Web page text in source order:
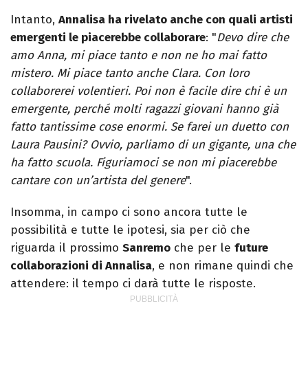
Intanto, Annalisa ha rivelato anche con quali artisti
emergenti le piacerebbe collaborare: "Devo dire che
amo Anna, mi piace tanto e non ne ho mai fatto
mistero. Mi piace tanto anche Clara. Con loro
collaborerei volentieri. Poi non è facile dire chi è un
emergente, perché molti ragazzi giovani hanno già
fatto tantissime cose enormi. Se farei un duetto con
Laura Pausini? Ovvio, parliamo di un gigante, una che
ha fatto scuola. Figuriamoci se non mi piacerebbe
cantare con un’artista del genere".
Insomma, in campo ci sono ancora tutte le
possibilità e tutte le ipotesi, sia per ciò che
riguarda il prossimo Sanremo che per le future
collaborazioni di Annalisa, e non rimane quindi che
attendere: il tempo ci darà tutte le risposte.